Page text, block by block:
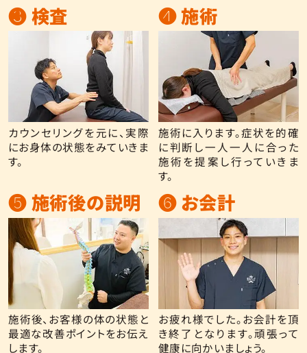
❸ 検査
カウンセリングを元に、実際
にお身体の状態をみていきま
す。
❹ 施術
施術に入ります。症状を的確
に判断し一人一人に合った
施術を提案し行っていきま
す。
❺ 施術後の説明
施術後、お客様の体の状態と
最適な改善ポイントをお伝え
します。
❻ お会計
お疲れ様でした。お会計を頂
き終了となります。頑張って
健康に向かいましょう。